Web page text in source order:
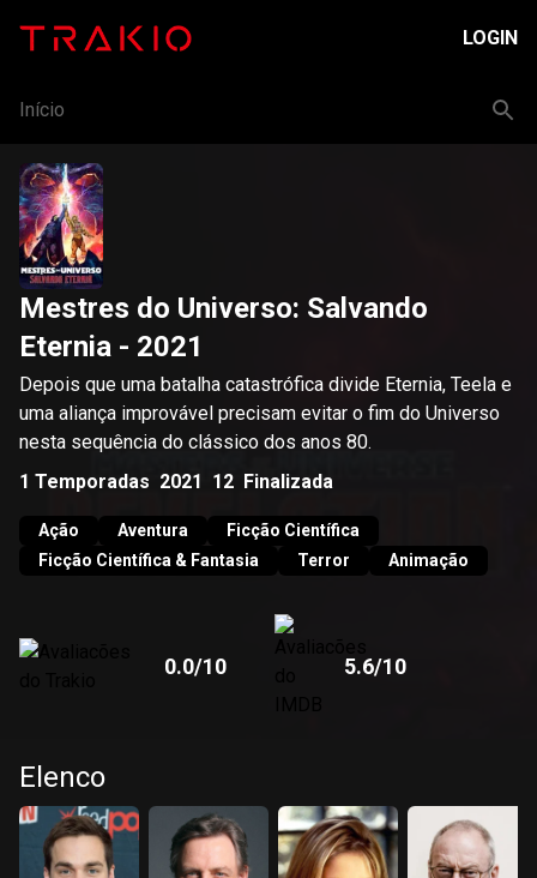
LOGIN
Início
Mestres do Universo: Salvando
Eternia - 2021
Depois que uma batalha catastrófica divide Eternia, Teela e
uma aliança improvável precisam evitar o fim do Universo
nesta sequência do clássico dos anos 80.
1 Temporadas 2021 12 Finalizada
Ação Aventura
Ficção Científica
Ficção Científica & Fantasia
Terror Animação
0.0/10 5.6/10
Elenco